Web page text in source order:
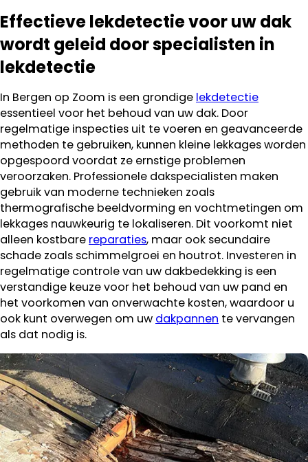
Effectieve lekdetectie voor uw dak
wordt geleid door specialisten in
lekdetectie
In Bergen op Zoom is een grondige lekdetectie
essentieel voor het behoud van uw dak. Door
regelmatige inspecties uit te voeren en geavanceerde
methoden te gebruiken, kunnen kleine lekkages worden
opgespoord voordat ze ernstige problemen
veroorzaken. Professionele dakspecialisten maken
gebruik van moderne technieken zoals
thermografische beeldvorming en vochtmetingen om
lekkages nauwkeurig te lokaliseren. Dit voorkomt niet
alleen kostbare reparaties, maar ook secundaire
schade zoals schimmelgroei en houtrot. Investeren in
regelmatige controle van uw dakbedekking is een
verstandige keuze voor het behoud van uw pand en
het voorkomen van onverwachte kosten, waardoor u
ook kunt overwegen om uw dakpannen te vervangen
als dat nodig is.